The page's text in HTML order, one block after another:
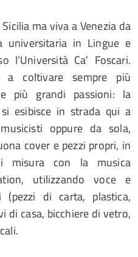
ma viva a Venezia da
universitaria in Lingue e
l’Università Ca’ Foscari.
a coltivare sempre più
più grandi passioni: la
esibisce in strada qui a
oppure da sola,
cover e pezzi propri, in
misura con la musica
utilizzando voce e
(pezzi di carta, plastica,
di casa, bicchiere di vetro,